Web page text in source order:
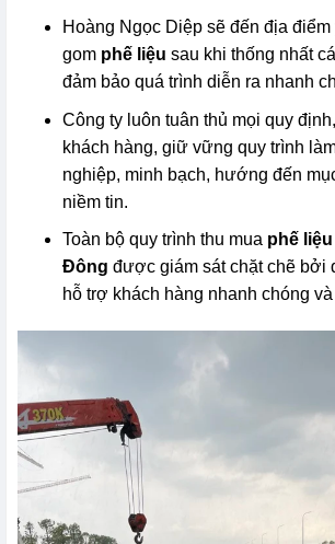
Hoàng Ngọc Diệp sẽ đến địa điểm
gom phế liệu sau khi thống nhất
đảm bảo quá trình diễn ra nhanh
Công ty luôn tuân thủ mọi quy
khách hàng, giữ vững quy trình
nghiệp, minh bạch, hướng đến
niềm tin.
Toàn bộ quy trình thu mua phế
Đông được giám sát chặt chẽ bởi
hỗ trợ khách hàng nhanh chóng